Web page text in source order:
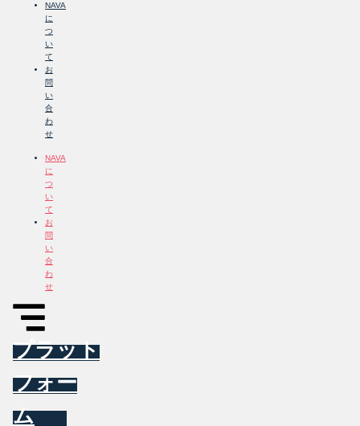
NAVA
に
つ
い
て
お
問
い
合
わ
せ
NAVA
に
つ
い
て
お
問
い
合
わ
せ
プラット
フォー
ム